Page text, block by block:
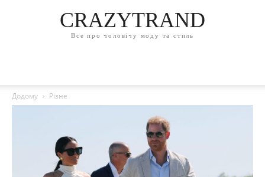
CRAZYTRAND
Все про чоловічу моду та стиль
Додому Різне